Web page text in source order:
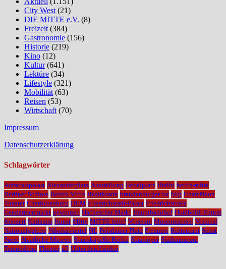
City West (21)
DIE MITTE e.V. (8)
Freizeit (384)
Gastronomie (156)
Historie (219)
Kino (12)
Kultur(641)
Lektüre (34)
Lifestyle (321)
Mobilität (63)
Reisen (53)
Wirtschaft (70)
Impressum
Datenschutzerklärung
Schlagwörter
Admiralspalast Alexanderplatz Ausstellung Bebelplatz Berlin berlin-mitte
Berliner Schloss Bezirk Mitte Bezirksamt brandenburger tor bvg Chamäleon
Theater Charlottenburg DHM Friedrichstadt-Palast Friedrichstraße
Gendarmenmarkt gewinnen Hackescher Markt Hauptbahnhof Humboldt Forum
Konzert Kudamm Kunst Mitte MITTE bitte! Museum Museumsinsel Musical
Nationalgalerie Nikolaiviertel NL Potsdamer Platz Premiere Restaurant Senat
Spree Staatliche Museen Staatskapelle Berlin Staatsoper Stadtmuseum
Tempodrom Theater u5 Unter den Linden